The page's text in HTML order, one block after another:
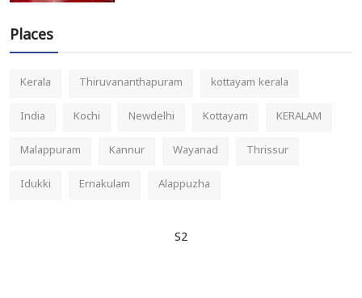
Places
Kerala Thiruvananthapuram kottayam kerala
India Kochi Newdelhi Kottayam KERALAM
Malappuram Kannur Wayanad Thrissur
Idukki Ernakulam Alappuzha
S2